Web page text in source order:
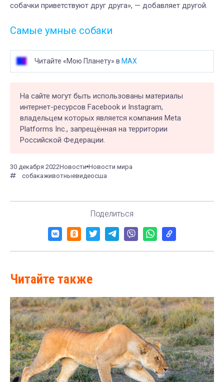
собачки приветствуют друг друга», — добавляет другой.
Самые умные собаки
Читайте «Мою Планету» в MAX
На сайте могут быть использованы материалы
интернет-ресурсов Facebook и Instagram,
владельцем которых является компания Meta
Platforms Inc., запрещённая на территории
Российской Федерации.
30 декабря 2022Новости Новости мира
собакаживотныевидеосша
Поделиться
Читайте также